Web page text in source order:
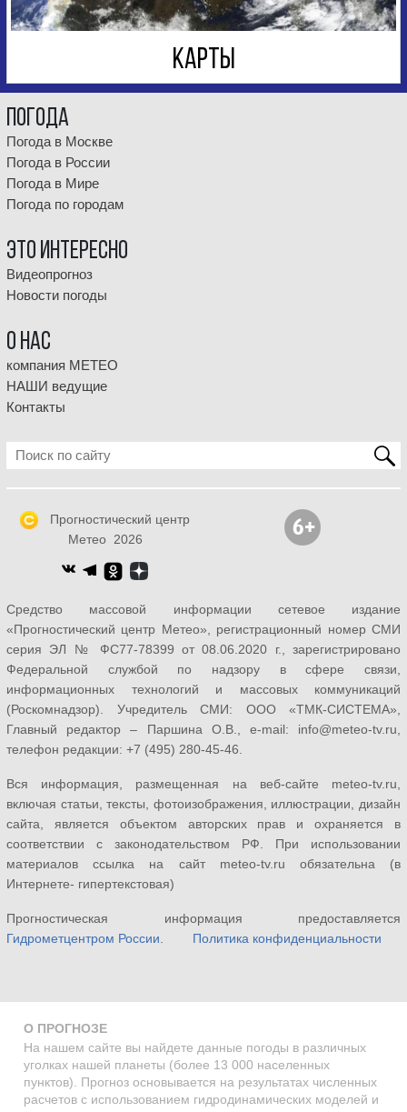
КАРТЫ
Погода
Погода в Москве
Погода в России
Погода в Мире
Погода по городам
Это интересно
Видеопрогноз
Новости погоды
О НАС
компания МЕТЕО
НАШИ ведущие
Контакты
Прогностический центр
Метео 2026
Средство массовой информации сетевое издание
«Прогностический центр Метео», регистрационный номер СМИ
серия ЭЛ № ФС77-78399 от 08.06.2020 г., зарегистрировано
Федеральной службой по надзору в сфере связи,
информационных технологий и массовых коммуникаций
(Роскомнадзор). Учредитель СМИ: ООО «ТМК-СИСТЕМА»,
Главный редактор – Паршина О.В., e-mail: info@meteo-tv.ru,
телефон редакции: +7 (495) 280-45-46.
Вся информация, размещенная на веб-сайте meteo-tv.ru,
включая статьи, тексты, фотоизображения, иллюстрации, дизайн
сайта, является объектом авторских прав и охраняется в
соответствии с законодательством РФ. При использовании
материалов ссылка на сайт meteo-tv.ru обязательна (в
Интернете- гипертекстовая)
Прогностическая информация предоставляется
Гидрометцентром России. Политика конфиденциальности
О ПРОГНОЗЕ
На нашем сайте вы найдете данные погоды в различных
уголках нашей планеты (более 13 000 населенных
пунктов). Прогноз основывается на результатах численных
расчетов с использованием гидродинамических моделей и